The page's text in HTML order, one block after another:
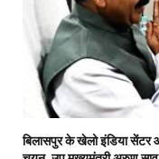
बिलासपुर के खेलो इंडिया सेंटर